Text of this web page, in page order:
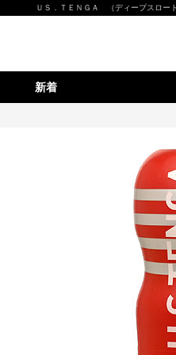
ＵＳ．ＴＥＮＧＡ （ディープスロー
新着